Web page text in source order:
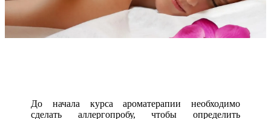
До начала курса ароматерапии необходимо
сделать аллергопробу, чтобы определить